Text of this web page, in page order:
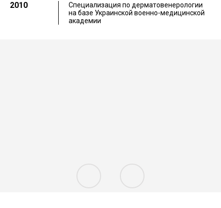
2010
Специализация по дерматовенерологии
на базе Украинской военно-медицинской
академии